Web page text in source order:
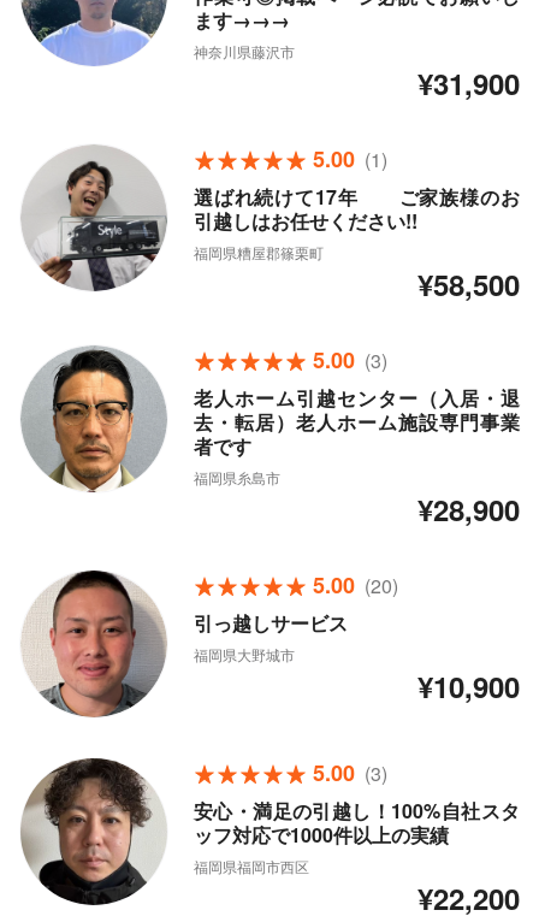
ます→→→
神奈川県藤沢市
¥31,900
5.00 (1)
選ばれ続けて17年 ご家族様のお
引越しはお任せください!!
福岡県糟屋郡篠栗町
¥58,500
5.00 (3)
老人ホーム引越センター（入居・退
去・転居）老人ホーム施設専門事業
者です
福岡県糸島市
¥28,900
5.00 (20)
引っ越しサービス
福岡県大野城市
¥10,900
5.00 (3)
安心・満足の引越し！100%自社スタ
ッフ対応で1000件以上の実績
福岡県福岡市西区
¥22,200